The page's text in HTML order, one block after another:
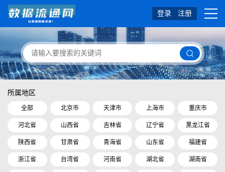
登录 注册
所属地区
全部 北京市 天津市 上海市 重庆市
河北省 山西省 吉林省 辽宁省 黑龙江省
陕西省 甘肃省 青海省 山东省 福建省
浙江省 台湾省 河南省 湖北省 湖南省